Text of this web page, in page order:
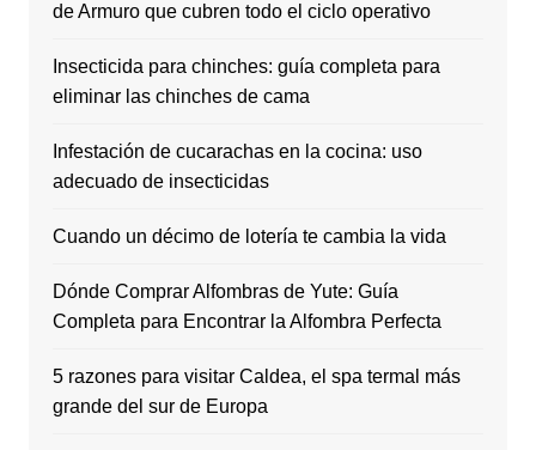
de Armuro que cubren todo el ciclo operativo
Insecticida para chinches: guía completa para
eliminar las chinches de cama
Infestación de cucarachas en la cocina: uso
adecuado de insecticidas
Cuando un décimo de lotería te cambia la vida
Dónde Comprar Alfombras de Yute: Guía
Completa para Encontrar la Alfombra Perfecta
5 razones para visitar Caldea, el spa termal más
grande del sur de Europa